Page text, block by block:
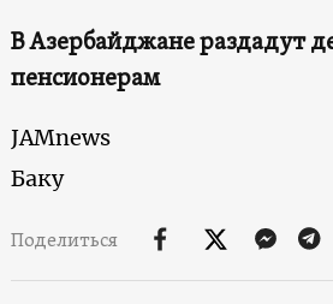
В Азербайджане раздадут
пенсионерам
JAMnews
Баку
Поделиться